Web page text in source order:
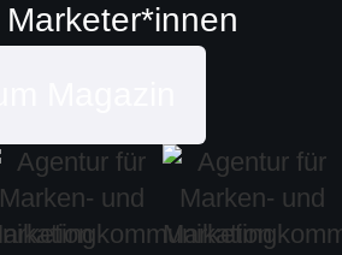
Marketer*innen